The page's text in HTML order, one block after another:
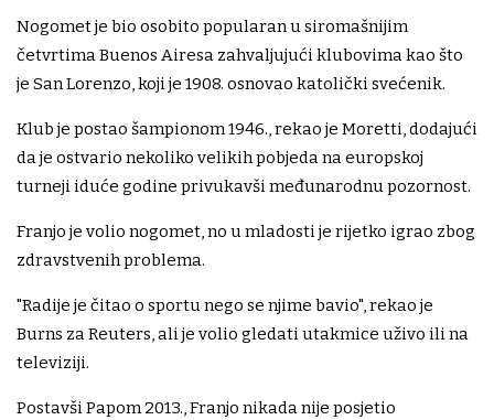
Nogomet je bio osobito popularan u siromašnijim
četvrtima Buenos Airesa zahvaljujući klubovima kao što
je San Lorenzo, koji je 1908. osnovao katolički svećenik.
Klub je postao šampionom 1946., rekao je Moretti, dodajući
da je ostvario nekoliko velikih pobjeda na europskoj
turneji iduće godine privukavši međunarodnu pozornost.
Franjo je volio nogomet, no u mladosti je rijetko igrao zbog
zdravstvenih problema.
"Radije je čitao o sportu nego se njime bavio", rekao je
Burns za Reuters, ali je volio gledati utakmice uživo ili na
televiziji.
Postavši Papom 2013., Franjo nikada nije posjetio